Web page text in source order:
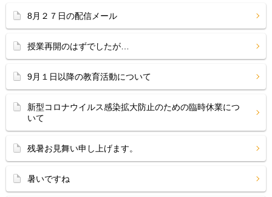
8月２７日の配信メール
授業再開のはずでしたが…
9月１日以降の教育活動について
新型コロナウイルス感染拡大防止のための臨時休業につ
いて
残暑お見舞い申し上げます。
暑いですね